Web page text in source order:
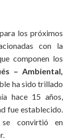
los próximos
con la
componen los
– Ambiental,
ha sido trillado
hace 15 años,
fue establecido.
se convirtió en